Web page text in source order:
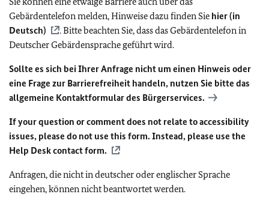
Gebärdentelefon melden, Hinweise dazu finden Sie hier (in
Deutsch)
. Bitte beachten Sie, dass das Gebärdentelefon in
Deutscher Gebärdensprache geführt wird.
Sollte es sich bei Ihrer Anfrage nicht um einen Hinweis oder
eine Frage zur Barrierefreiheit handeln, nutzen Sie bitte das
allgemeine Kontaktformular des Bürgerservices.
If your question or comment does not relate to accessibility
issues, please do not use this form. Instead, please use the
Help Desk contact form.
Anfragen, die nicht in deutscher oder englischer Sprache
eingehen, können nicht beantwortet werden.